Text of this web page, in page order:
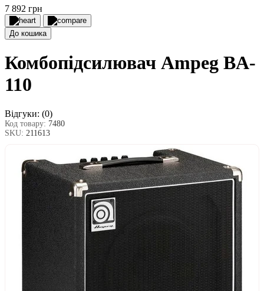
7 892 грн
До кошика
Комбопідсилювач Ampeg BA-
110
Відгуки: (0)
Код товару: 7480
SKU: 211613